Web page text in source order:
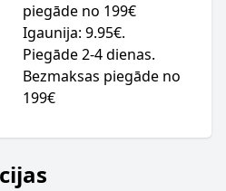
piegāde no 199€
Igaunija: 9.95€.
Piegāde 2-4 dienas.
Bezmaksas piegāde no
199€